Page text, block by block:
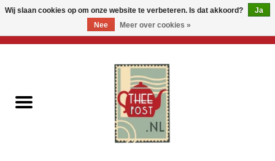
Losse thee
Wij slaan cookies op om onze website te verbeteren. Is dat akkoord?
Ja
Nee
Meer over cookies »